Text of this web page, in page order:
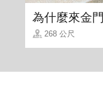
為什麼來金門
268 公尺